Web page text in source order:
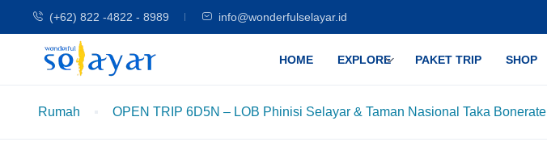
(+62) 822 -4822 - 8989 info@wonderfulselayar.id
HOME EXPLORE PAKET TRIP SHOP
Rumah OPEN TRIP 6D5N – LOB Phinisi Selayar & Taman Nasional Taka Bonerate